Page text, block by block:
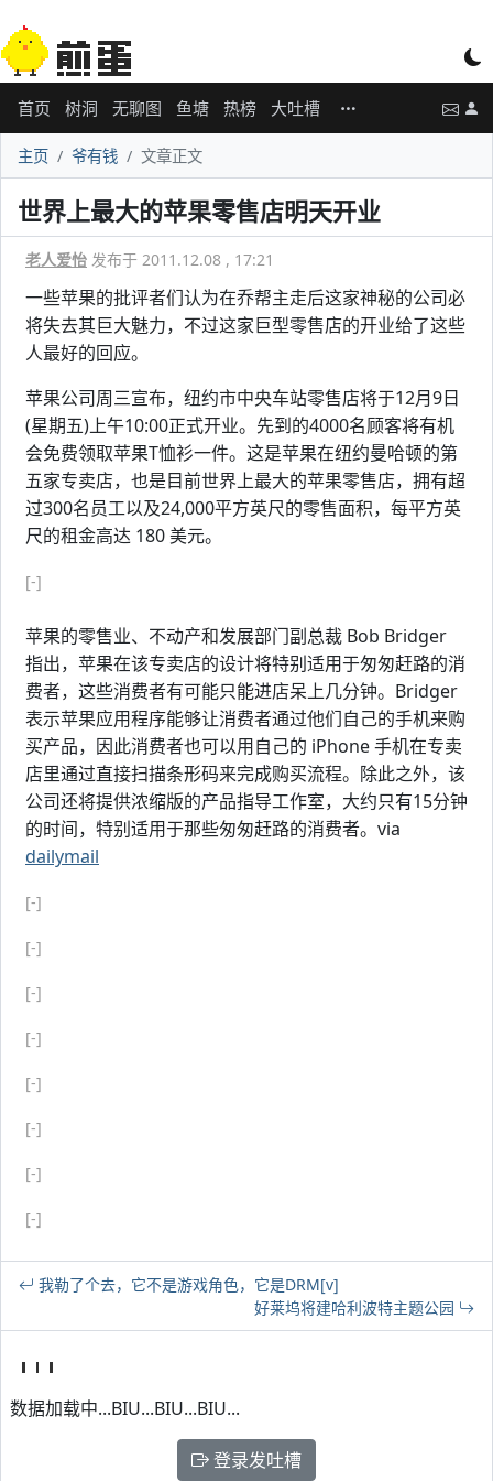
首页 树洞 无聊图 鱼塘 热榜 大吐槽
主页 爷有钱 文章正文
世界上最大的苹果零售店明天开业
老人爱怡 发布于 2011.12.08 , 17:21
一些苹果的批评者们认为在乔帮主走后这家神秘的公司必
将失去其巨大魅力，不过这家巨型零售店的开业给了这些
人最好的回应。
苹果公司周三宣布，纽约市中央车站零售店将于12月9日
(星期五)上午10:00正式开业。先到的4000名顾客将有机
会免费领取苹果T恤衫一件。这是苹果在纽约曼哈顿的第
五家专卖店，也是目前世界上最大的苹果零售店，拥有超
过300名员工以及24,000平方英尺的零售面积，每平方英
尺的租金高达 180 美元。
[-]
苹果的零售业、不动产和发展部门副总裁 Bob Bridger
指出，苹果在该专卖店的设计将特别适用于匆匆赶路的消
费者，这些消费者有可能只能进店呆上几分钟。Bridger
表示苹果应用程序能够让消费者通过他们自己的手机来购
买产品，因此消费者也可以用自己的 iPhone 手机在专卖
店里通过直接扫描条形码来完成购买流程。除此之外，该
公司还将提供浓缩版的产品指导工作室，大约只有15分钟
的时间，特别适用于那些匆匆赶路的消费者。via
dailymail
[-]
[-]
[-]
[-]
[-]
[-]
[-]
[-]
我勒了个去，它不是游戏角色，它是DRM[v]
好莱坞将建哈利波特主题公园
数据加载中...BIU...BIU...BIU...
登录发吐槽